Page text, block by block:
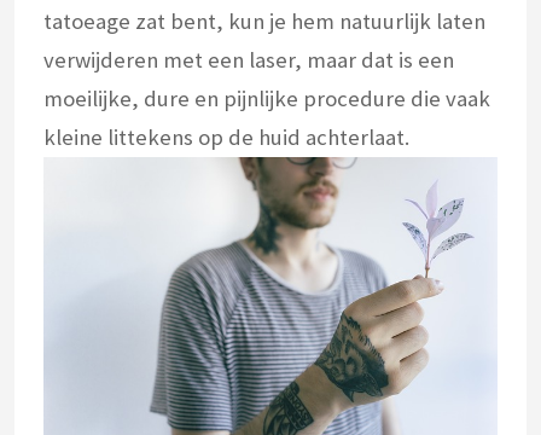
tatoeage zat bent, kun je hem natuurlijk laten
verwijderen met een laser, maar dat is een
moeilijke, dure en pijnlijke procedure die vaak
kleine littekens op de huid achterlaat.